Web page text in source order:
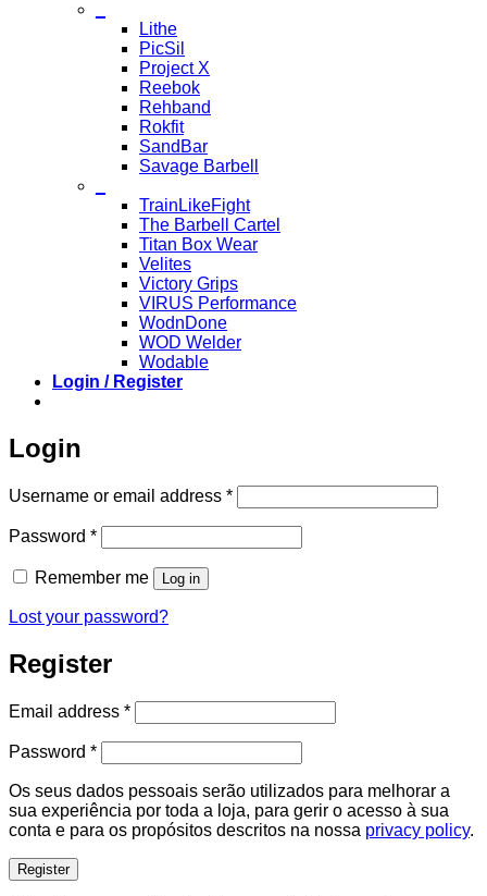
Lithe
PicSil
Project X
Reebok
Rehband
Rokfit
SandBar
Savage Barbell
TrainLikeFight
The Barbell Cartel
Titan Box Wear
Velites
Victory Grips
VIRUS Performance
WodnDone
WOD Welder
Wodable
Login / Register
Login
Username or email address *Required
Password *Required
Remember me Log in
Lost your password?
Register
Email address *Required
Password *Required
Os seus dados pessoais serão utilizados para melhorar a
sua experiência por toda a loja, para gerir o acesso à sua
conta e para os propósitos descritos na nossa privacy policy.
Register